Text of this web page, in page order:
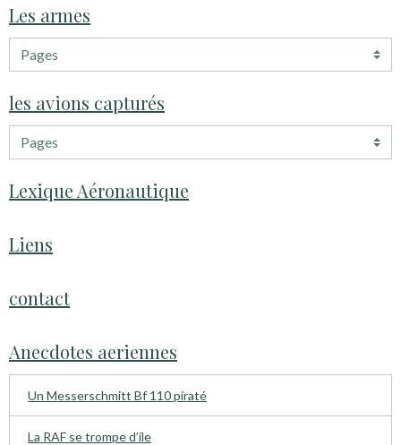
Les armes
les avions capturés
Lexique Aéronautique
Liens
contact
Anecdotes aeriennes
Un Messerschmitt Bf 110 piraté
La RAF se trompe d’ile